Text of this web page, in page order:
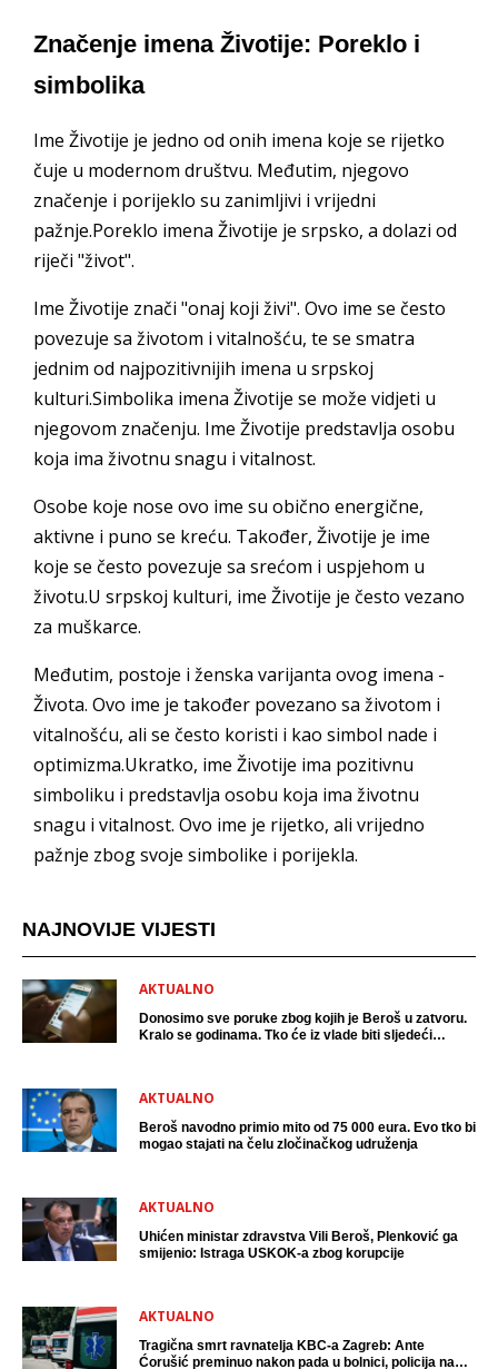
Značenje imena Životije: Poreklo i
simbolika
Ime Životije je jedno od onih imena koje se rijetko
čuje u modernom društvu. Međutim, njegovo
značenje i porijeklo su zanimljivi i vrijedni
pažnje.Poreklo imena Životije je srpsko, a dolazi od
riječi "život".
Ime Životije znači "onaj koji živi". Ovo ime se često
povezuje sa životom i vitalnošću, te se smatra
jednim od najpozitivnijih imena u srpskoj
kulturi.Simbolika imena Životije se može vidjeti u
njegovom značenju. Ime Životije predstavlja osobu
koja ima životnu snagu i vitalnost.
Osobe koje nose ovo ime su obično energične,
aktivne i puno se kreću. Također, Životije je ime
koje se često povezuje sa srećom i uspjehom u
životu.U srpskoj kulturi, ime Životije je često vezano
za muškarce.
Međutim, postoje i ženska varijanta ovog imena -
Života. Ovo ime je također povezano sa životom i
vitalnošću, ali se često koristi i kao simbol nade i
optimizma.Ukratko, ime Životije ima pozitivnu
simboliku i predstavlja osobu koja ima životnu
snagu i vitalnost. Ovo ime je rijetko, ali vrijedno
pažnje zbog svoje simbolike i porijekla.
NAJNOVIJE VIJESTI
AKTUALNO
Donosimo sve poruke zbog kojih je Beroš u zatvoru.
Kralo se godinama. Tko će iz vlade biti sljedeći
AKTUALNO
Beroš navodno primio mito od 75 000 eura. Evo tko bi
mogao stajati na čelu zločinačkog udruženja
AKTUALNO
Uhićen ministar zdravstva Vili Beroš, Plenković ga
smijenio: Istraga USKOK-a zbog korupcije
AKTUALNO
Tragična smrt ravnatelja KBC-a Zagreb: Ante
Ćorušić preminuo nakon pada u bolnici, policija na